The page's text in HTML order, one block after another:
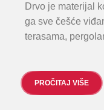
Drvo je materijal
ga sve češće
terasama,
PROČITAJ VIŠE